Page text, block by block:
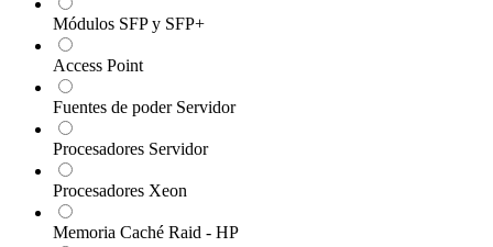
Módulos SFP y SFP+
Access Point
Fuentes de poder Servidor
Procesadores Servidor
Procesadores Xeon
Memoria Caché Raid - HP